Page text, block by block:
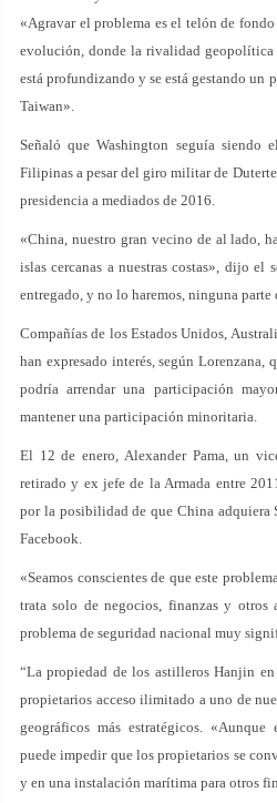
«Agravar el problema es el telón de
evolución, donde la rivalidad geopolítica
está profundizando y se está gestando un
Taiwan».
Señaló que Washington seguía
Filipinas a pesar del giro militar de
presidencia a mediados de 2016.
«China, nuestro gran vecino de al lado,
islas cercanas a nuestras costas», dijo el
entregado, y no lo haremos, ninguna
Compañías de los Estados Unidos,
han expresado interés, según
podría arrendar una participación
mantener una participación minoritaria.
El 12 de enero, Alexander Pama, un
retirado y ex jefe de la Armada entre
por la posibilidad de que China
Facebook.
«Seamos conscientes de que este
trata solo de negocios, finanzas y otros
problema de seguridad nacional muy
“La propiedad de los astilleros Hanjin
propietarios acceso ilimitado a uno de
geográficos más estratégicos.
puede impedir que los propietarios se
y en una instalación marítima para otros